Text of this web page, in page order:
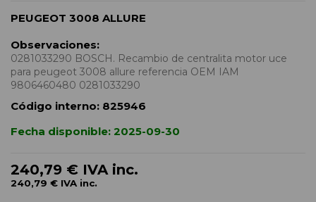
PEUGEOT 3008 ALLURE
Observaciones:
0281033290 BOSCH. Recambio de centralita motor uce
para peugeot 3008 allure referencia OEM IAM
9806460480 0281033290
Código interno: 825946
Fecha disponible: 2025-09-30
240,79 € IVA inc.
240,79 € IVA inc.